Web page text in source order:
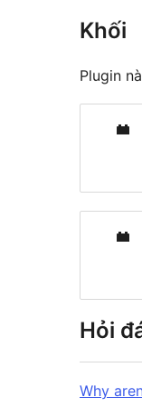
Khối
Plugin
Hỏi
Why